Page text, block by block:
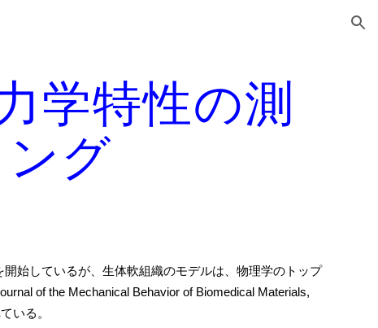
学特性の測
グ
開始しているが、生体軟組織のモデルは、物理学のトップ
of the Mechanical Behavior of Biomedical Materials,
ている 。